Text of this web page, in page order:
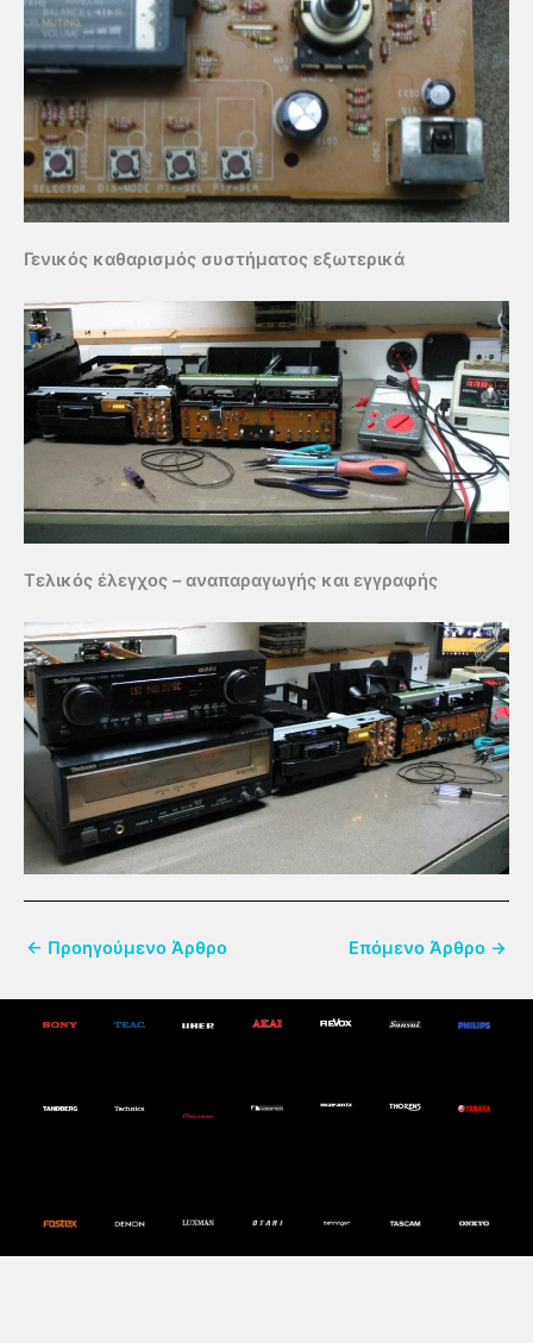
Γενικός καθαρισμός συστήματος εξωτερικά
Τελικός έλεγχος – αναπαραγωγής και εγγραφής
← Προηγούμενο Άρθρο Επόμενο Άρθρο →